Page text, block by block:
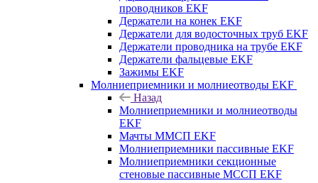
проводников EKF
Держатели на конек EKF
Держатели для водосточных труб EKF
Держатели проводника на трубе EKF
Держатели фальцевые EKF
Зажимы EKF
Молниеприемники и молниеотводы EKF
Назад
Молниеприемники и молниеотводы
EKF
Мачты ММСП EKF
Молниеприемники пассивные EKF
Молниеприемники секционные
стеновые пассивные МССП EKF